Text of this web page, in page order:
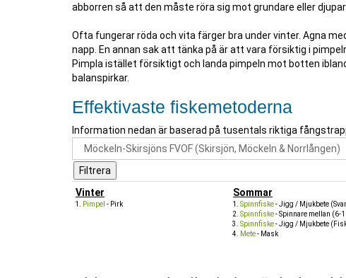
abborren så att den måste röra sig mot grundare eller
Ofta fungerar röda och vita färger bra under vinter. Agna
napp. En annan sak att tänka på är att vara försiktig i
Pimpla istället försiktigt och landa pimpeln mot botten
balanspirkar.
Effektivaste fiskemetoderna
Information nedan är baserad på tusentals riktiga
Vinter
Pimpel - Pirk
Sommar
Spinnfiske- Jigg / Mjukbete
Spinnfiske- Spinnare mellan (6-
Spinnfiske- Jigg / Mjukbete
Mete- Mask